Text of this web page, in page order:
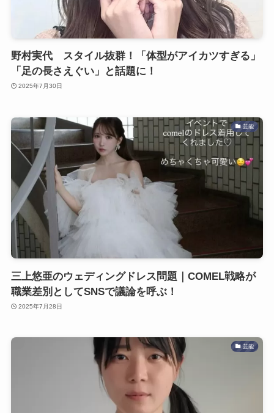
野村実代 スタイル抜群！「体型がアイカツすぎる」
「足の長さえぐい」と話題に！
2025年7月30日
芸能
三上悠亜のウェディングドレス問題｜COMEL戦略が
職業差別としてSNSで議論を呼ぶ！
2025年7月28日
芸能